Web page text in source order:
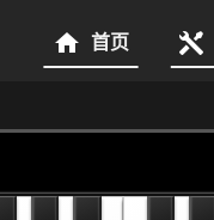
首页